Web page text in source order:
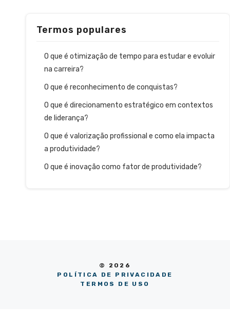
Termos populares
O que é otimização de tempo para estudar e evoluir
na carreira?
O que é reconhecimento de conquistas?
O que é direcionamento estratégico em contextos
de liderança?
O que é valorização profissional e como ela impacta
a produtividade?
O que é inovação como fator de produtividade?
© 2026
POLÍTICA DE PRIVACIDADE
TERMOS DE USO